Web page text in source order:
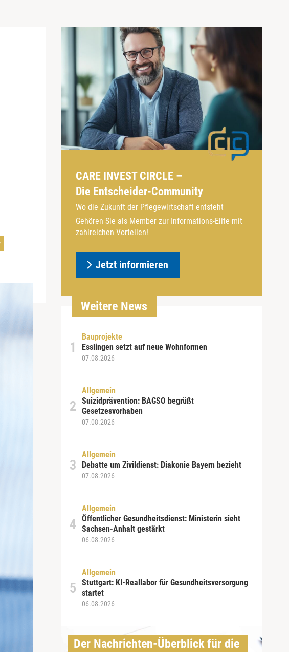
CARE INVEST CIRCLE –
Die Entscheider-Community
Wo die Zukunft der Pflegewirtschaft entsteht
Gehören Sie als Member zur Informations-Elite mit
zahlreichen Vorteilen!
Jetzt informieren
Weitere News
Bauprojekte
Esslingen setzt auf neue Wohnformen
07.08.2026
Allgemein
Suizidprävention: BAGSO begrüßt
Gesetzesvorhaben
07.08.2026
Allgemein
Debatte um Zivildienst: Diakonie Bayern bezieht
07.08.2026
Allgemein
Öffentlicher Gesundheitsdienst: Ministerin sieht
Sachsen-Anhalt gestärkt
06.08.2026
Allgemein
Stuttgart: KI-Reallabor für Gesundheitsversorgung
startet
06.08.2026
Der Nachrichten-Überblick für die